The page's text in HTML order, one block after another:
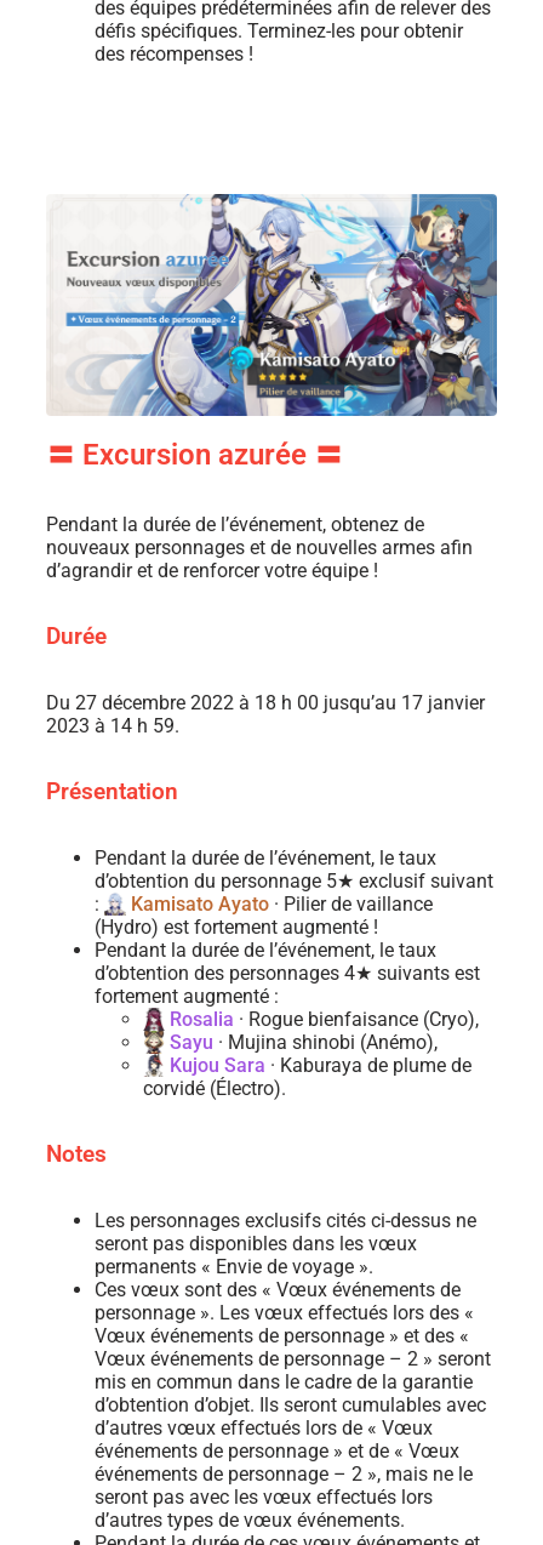
des équipes prédéterminées afin de relever des
défis spécifiques. Terminez-les pour obtenir
des récompenses !
〓 Excursion azurée 〓
Pendant la durée de l’événement, obtenez de
nouveaux personnages et de nouvelles armes afin
d’agrandir et de renforcer votre équipe !
Durée
Du 27 décembre 2022 à 18 h 00 jusqu’au 17 janvier
2023 à 14 h 59.
Présentation
Pendant la durée de l’événement, le taux
d’obtention du personnage 5★ exclusif suivant
:
Kamisato Ayato · Pilier de vaillance
(Hydro) est fortement augmenté !
Pendant la durée de l’événement, le taux
d’obtention des personnages 4★ suivants est
fortement augmenté :
Rosalia · Rogue bienfaisance (Cryo),
Sayu · Mujina shinobi (Anémo),
Kujou Sara · Kaburaya de plume de
corvidé (Électro).
Notes
Les personnages exclusifs cités ci-dessus ne
seront pas disponibles dans les vœux
permanents « Envie de voyage ».
Ces vœux sont des « Vœux événements de
personnage ». Les vœux effectués lors des «
Vœux événements de personnage » et des «
Vœux événements de personnage – 2 » seront
mis en commun dans le cadre de la garantie
d’obtention d’objet. Ils seront cumulables avec
d’autres vœux effectués lors de « Vœux
événements de personnage » et de « Vœux
événements de personnage – 2 », mais ne le
seront pas avec les vœux effectués lors
d’autres types de vœux événements.